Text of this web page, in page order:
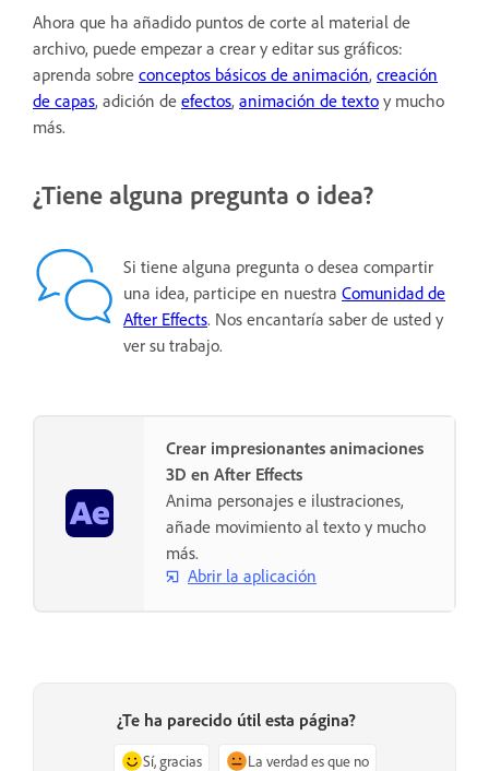
Ahora que ha añadido puntos de corte al material de
archivo, puede empezar a crear y editar sus gráficos:
aprenda sobre conceptos básicos de animación, creación
de capas, adición de efectos, animación de texto y mucho
más.
¿Tiene alguna pregunta o idea?
Si tiene alguna pregunta o desea compartir
una idea, participe en nuestra Comunidad de
After Effects. Nos encantaría saber de usted y
ver su trabajo.
Crear impresionantes animaciones
3D en After Effects
Anima personajes e ilustraciones,
añade movimiento al texto y mucho
más.
Abrir la aplicación
¿Te ha parecido útil esta página?
Sí, gracias La verdad es que no